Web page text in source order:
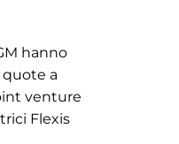
hanno
a
venture
Flexis